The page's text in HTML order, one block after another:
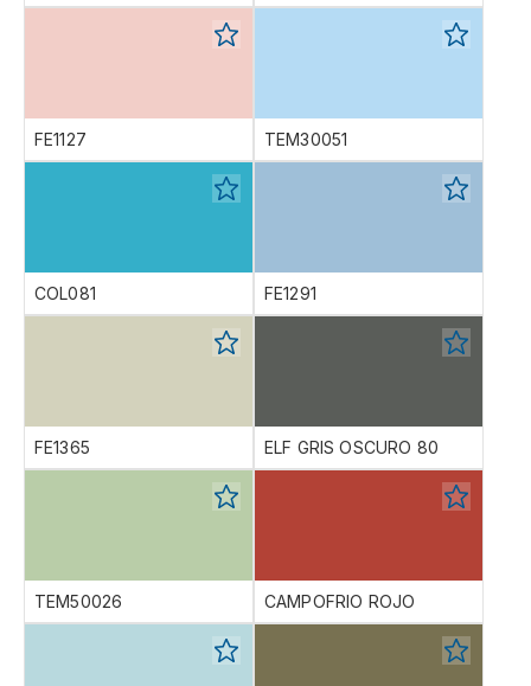
FE1127 TEM30051
COL081 FE1291
FE1365 ELF GRIS OSCURO 80
TEM50026 CAMPOFRIO ROJO